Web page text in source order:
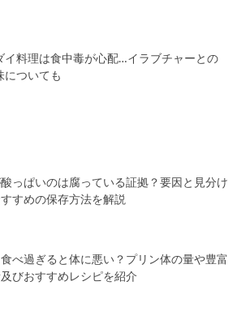
イ料理は食中毒が心配…イラブチャーとの
についても
っぱいのは腐っている証拠？要因と見分け
すめの保存方法を解説
べ過ぎると体に悪い？プリン体の量や豊富
びおすすめレシピを紹介